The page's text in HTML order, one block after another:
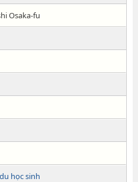
Osaka-fu
học sinh